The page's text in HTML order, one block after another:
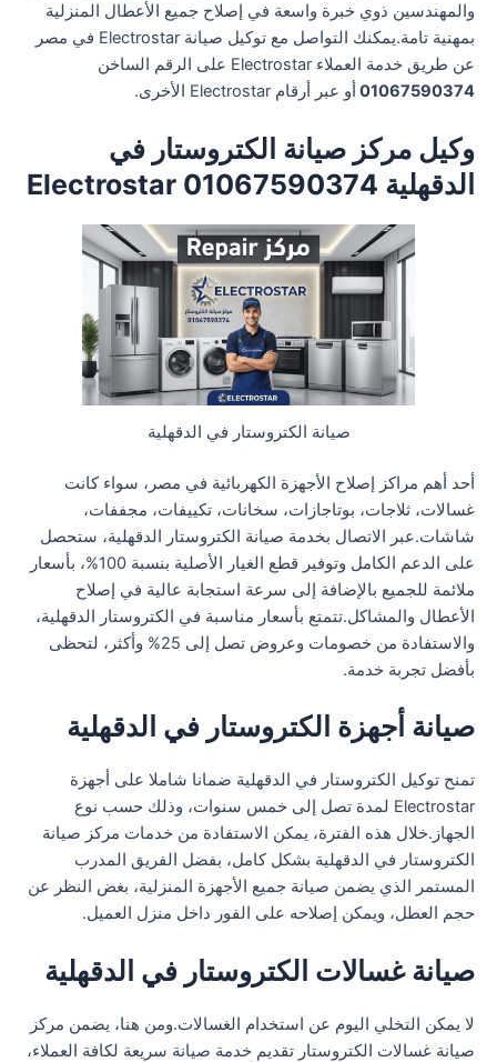
والمهندسين ذوي خبرة واسعة في إصلاح جميع الأعطال المنزلية
بمهنية تامة.يمكنك التواصل مع توكيل صيانة Electrostar في مصر
عن طريق خدمة العملاء Electrostar على الرقم الساخن
01067590374 أو عبر أرقام Electrostar الأخرى.
وكيل مركز صيانة الكتروستار في
الدقهلية 01067590374 Electrostar
صيانة الكتروستار في الدقهلية
أحد أهم مراكز إصلاح الأجهزة الكهربائية في مصر، سواء كانت
غسالات، ثلاجات، بوتاجازات، سخانات، تكييفات، مجففات،
شاشات.عبر الاتصال بخدمة صيانة الكتروستار الدقهلية، ستحصل
على الدعم الكامل وتوفير قطع الغيار الأصلية بنسبة 100%، بأسعار
ملائمة للجميع بالإضافة إلى سرعة استجابة عالية في إصلاح
الأعطال والمشاكل.تتمتع بأسعار مناسبة في الكتروستار الدقهلية،
والاستفادة من خصومات وعروض تصل إلى 25% وأكثر، لتحظى
بأفضل تجربة خدمة.
صيانة أجهزة الكتروستار في الدقهلية
تمنح توكيل الكتروستار في الدقهلية ضمانا شاملا على أجهزة
Electrostar لمدة تصل إلى خمس سنوات، وذلك حسب نوع
الجهاز.خلال هذه الفترة، يمكن الاستفادة من خدمات مركز صيانة
الكتروستار في الدقهلية بشكل كامل، بفضل الفريق المدرب
المستمر الذي يضمن صيانة جميع الأجهزة المنزلية، بغض النظر عن
حجم العطل، ويمكن إصلاحه على الفور داخل منزل العميل.
صيانة غسالات الكتروستار في الدقهلية
لا يمكن التخلي اليوم عن استخدام الغسالات.ومن هنا، يضمن مركز
صيانة غسالات الكتروستار تقديم خدمة صيانة سريعة لكافة العملاء،